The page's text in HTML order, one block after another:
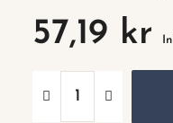
57,19 kr